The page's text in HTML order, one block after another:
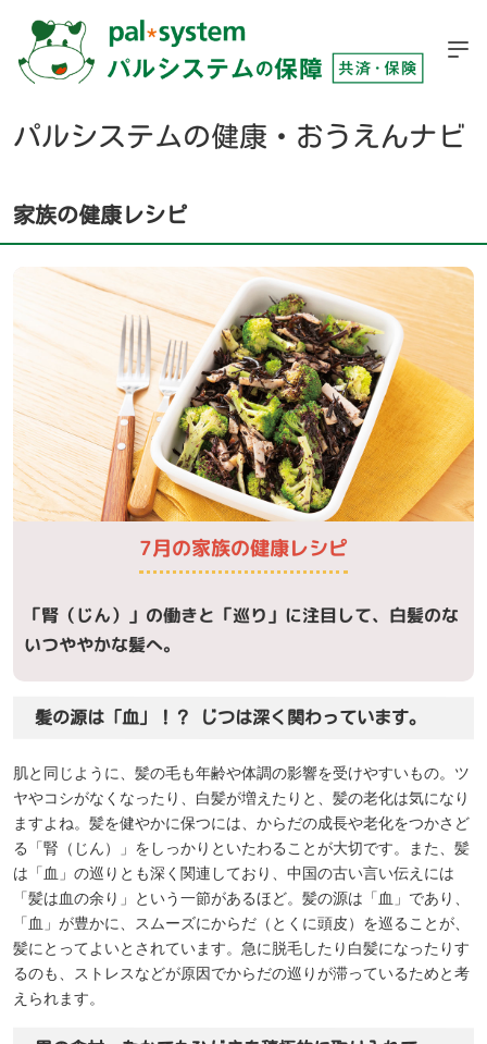
パルシステムの健康・おうえんナビ
家族の健康レシピ
7月の家族の健康レシピ
「腎（じん）」の働きと「巡り」に注目して、白髪のな
いつややかな髪へ。
髪の源は「血」！？ じつは深く関わっています。
肌と同じように、髪の毛も年齢や体調の影響を受けやすいもの。ツ
ヤやコシがなくなったり、白髪が増えたりと、髪の老化は気になり
ますよね。髪を健やかに保つには、からだの成長や老化をつかさど
る「腎（じん）」をしっかりといたわることが大切です。また、髪
は「血」の巡りとも深く関連しており、中国の古い言い伝えには
「髪は血の余り」という一節があるほど。髪の源は「血」であり、
「血」が豊かに、スムーズにからだ（とくに頭皮）を巡ることが、
髪にとってよいとされています。急に脱毛したり白髪になったりす
るのも、ストレスなどが原因でからだの巡りが滞っているためと考
えられます。